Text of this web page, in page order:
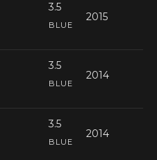
3.5
2015
BLUE
3.5
2014
BLUE
3.5
2014
BLUE